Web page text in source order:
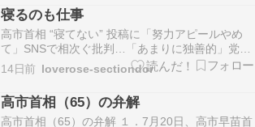
寝るのも仕事
高市首相 “寝てない” 投稿に「努力アピールやめ
て」SNSで相次ぐ批判…「あまりに独善的」党内
部でも失う “求心力”（女性自身） - Yahoo!ニュー
ス高市早苗首相（65）が、7月20日夜10時半ごろ
に自身のXにポストした長文の投稿が議論を呼ん
でいる。7月17日には、今国会で…
14日前 loverose-sectiondor
高市首相（65）の弁解
高市首相（65）の弁解 １．7月20日、高市早苗首